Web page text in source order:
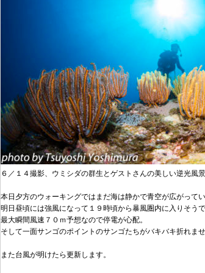
６／１４撮影、ウミシダの群生とゲストさんの美しい逆光風景
本日夕方のウォーキングではまだ海は静かで青空が広がってい
明日昼頃には強風になって１９時頃から暴風圏内に入りそうで
最大瞬間風速７０ｍ予想なので停電が心配。
そして一面サンゴのポイントのサンゴたちがバキバキ折れませ
また台風が明けたら更新します。